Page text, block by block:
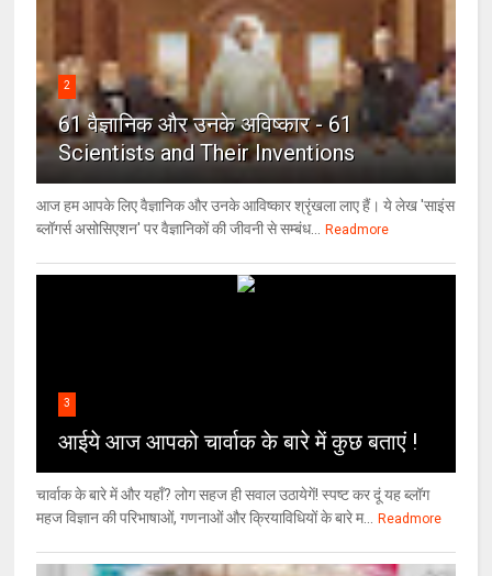
2
61 वैज्ञानिक और उनके अविष्कार - 61
Scientists and Their Inventions
आज हम आपके लिए वैज्ञानिक और उनके आविष्कार श्रृंखला लाए हैं। ये लेख 'साइंस
ब्लॉगर्स असोसिएशन' पर वैज्ञा‍निकों की जीवनी से सम्बंध... Readmore
3
आईये आज आपको चार्वाक के बारे में कुछ बताएं !
चार्वाक के बारे में और यहाँ? लोग सहज ही सवाल उठायेगें! स्पष्ट कर दूं यह ब्लॉग
महज विज्ञान की परिभाषाओं, गणनाओं और क्रियाविधियों के बारे म... Readmore